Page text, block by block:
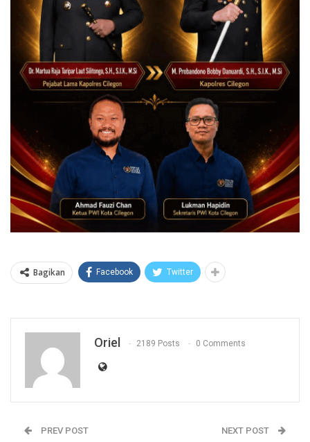
Bagikan Facebook Twitter
Oriel 2189 Posts 0 Comments
PREV POST NEXT POST